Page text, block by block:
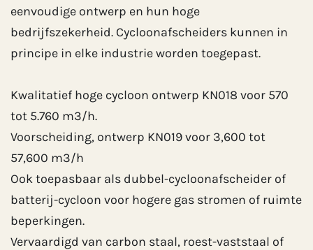
eenvoudige ontwerp en hun hoge
bedrijfszekerheid. Cycloonafscheiders kunnen in
principe in elke industrie worden toegepast.
Kwalitatief hoge cycloon ontwerp KN018 voor 570
tot 5.760 m3/h.
Voorscheiding, ontwerp KN019 voor 3,600 tot
57,600 m3/h
Ook toepasbaar als dubbel-cycloonafscheider of
batterij-cycloon voor hogere gas stromen of ruimte
beperkingen.
Vervaardigd van carbon staal, roest-vaststaal of